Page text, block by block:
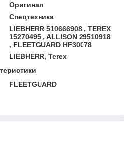
Оригинал
Спецтехника
LIEBHERR 510666908 , TEREX
15270495 , ALLISON 29510918
, FLEETGUARD HF30078
LIEBHERR, Terex
FLEETGUARD